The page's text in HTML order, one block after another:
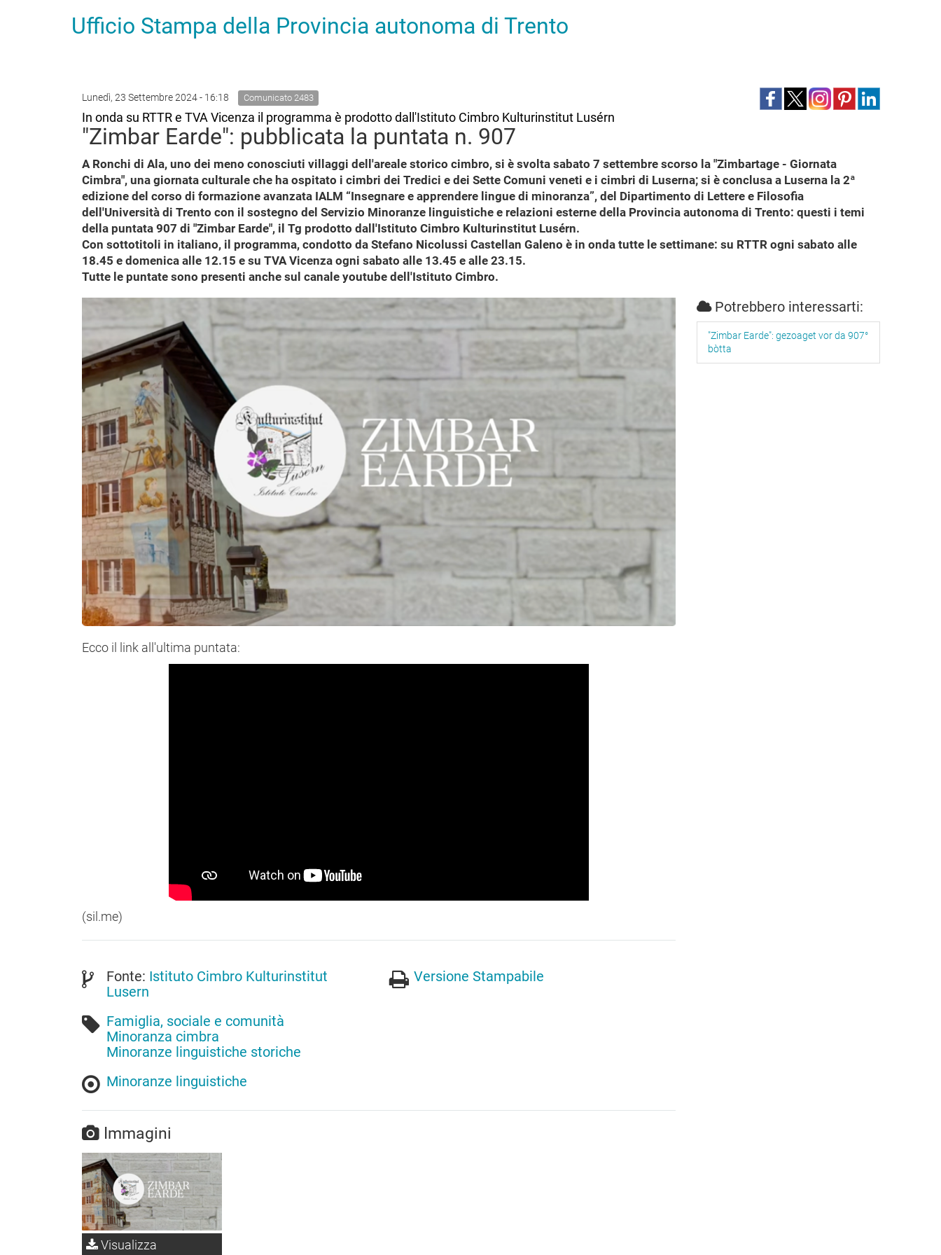
Ufficio Stampa della Provincia autonoma di Trento
Lunedì, 23 Settembre 2024 - 16:18 Comunicato 2483
In onda su RTTR e TVA Vicenza il programma è prodotto dall'Istituto Cimbro Kulturinstitut Lusérn
"Zimbar Earde": pubblicata la puntata n. 907
A Ronchi di Ala, uno dei meno conosciuti villaggi dell'areale storico cimbro, si è svolta sabato 7 settembre scorso la "Zimbartage - Giornata
Cimbra", una giornata culturale che ha ospitato i cimbri dei Tredici e dei Sette Comuni veneti e i cimbri di Luserna; si è conclusa a Luserna la 2ª
edizione del corso di formazione avanzata IALM “Insegnare e apprendere lingue di minoranza”, del Dipartimento di Lettere e Filosofia
dell'Università di Trento con il sostegno del Servizio Minoranze linguistiche e relazioni esterne della Provincia autonoma di Trento: questi i temi
della puntata 907 di "Zimbar Earde", il Tg prodotto dall'Istituto Cimbro Kulturinstitut Lusérn.
Con sottotitoli in italiano, il programma, condotto da Stefano Nicolussi Castellan Galeno è in onda tutte le settimane: su RTTR ogni sabato alle
18.45 e domenica alle 12.15 e su TVA Vicenza ogni sabato alle 13.45 e alle 23.15.
Tutte le puntate sono presenti anche sul canale youtube dell'Istituto Cimbro.
Ecco il link all'ultima puntata:
(sil.me)
Fonte: Istituto Cimbro Kulturinstitut
Lusern
Famiglia, sociale e comunità
Minoranza cimbra
Minoranze linguistiche storiche
Minoranze linguistiche
Versione Stampabile
Immagini
Visualizza
Potrebbero interessarti:
"Zimbar Earde": gezoaget vor da 907°
bòtta